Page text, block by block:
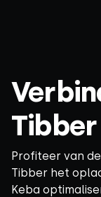
Tibber
Profiteer van
Tibber het
Keba